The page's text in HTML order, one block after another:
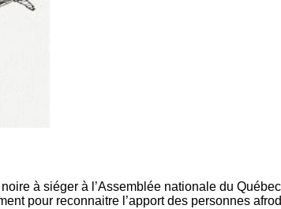
à siéger à l’Assemblée nationale du
pour reconnaitre l’apport des personnes